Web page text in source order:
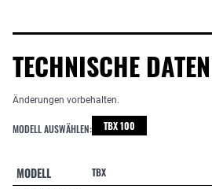
TECHNISCHE DATEN
Änderungen vorbehalten.
MODELL AUSWÄHLEN: TBX 100
MODELL TBX